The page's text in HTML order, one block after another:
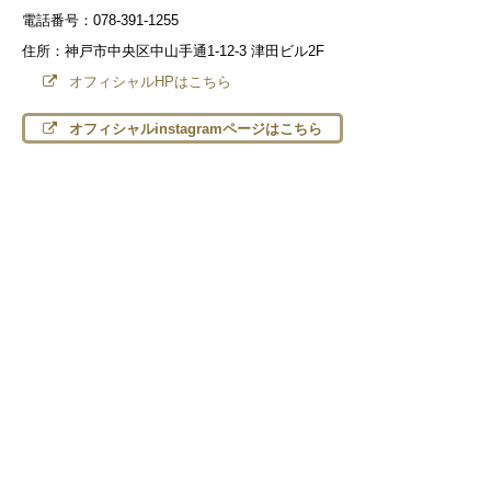
電話番号：078-391-1255
住所：神戸市中央区中山手通1-12-3 津田ビル2F
オフィシャルHPはこちら
オフィシャルinstagramページはこちら